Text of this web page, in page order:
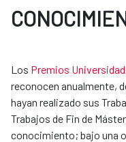
Los Premios
reconocen anualmente,
hayan realizado sus
Trabajos de Fin de
conocimiento; bajo una